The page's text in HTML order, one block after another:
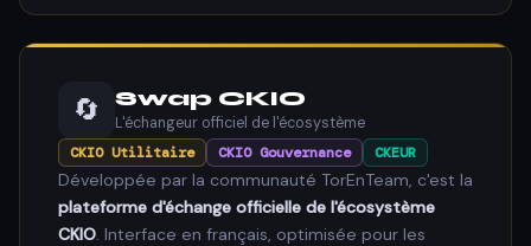
🔄 Swap CKIO
L'échangeur officiel de l'écosystème
CKIO Utilitaire
CKIO Gouvernance CKEUR
Développée par la communauté TorEnTeam, c'est la
plateforme d'échange officielle de l'écosystème
CKIO. Interface en français, optimisée pour les